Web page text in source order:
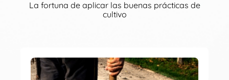
La fortuna de aplicar las buenas prácticas de
cultivo